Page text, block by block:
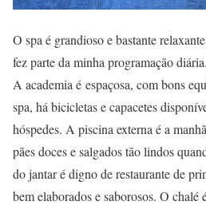
O spa é grandioso e bastante
fez parte da minha programação
A academia é espaçosa, com bons
spa, há bicicletas e capacetes
hóspedes. A piscina externa é a
pães doces e salgados tão lindos
do jantar é digno de restaurante de
bem elaborados e saborosos. O chalé